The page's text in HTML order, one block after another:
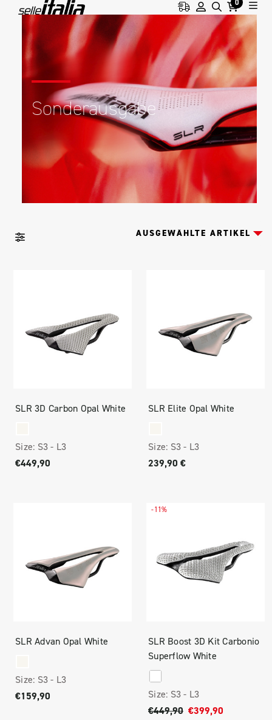
0
Sonderausgabe
SLR 3D Carbon Opal White
Size: S3 - L3
€449,90
SLR Elite Opal White
Size: S3 - L3
239,90 €
SLR Advan Opal White
Size: S3 - L3
€159,90
-11%
SLR Boost 3D Kit Carbonio
Superflow White
Size: S3 - L3
€449,90 €399,90